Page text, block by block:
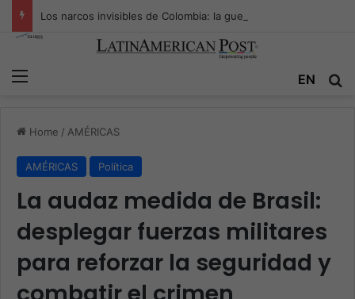
EN
Home / AMÉRICAS
AMÉRICAS Política
La audaz medida de Brasil:
desplegar fuerzas militares
para reforzar la seguridad y